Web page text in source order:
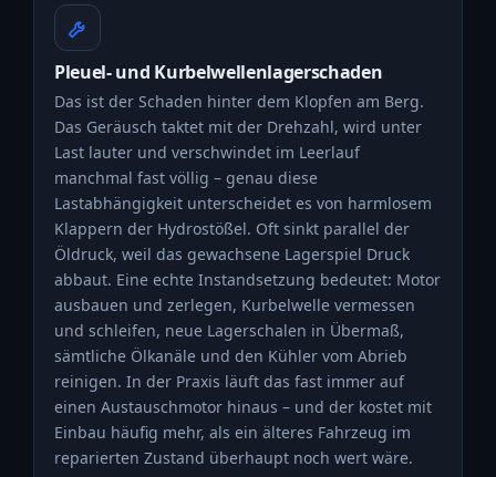
Pleuel- und Kurbelwellenlagerschaden
Das ist der Schaden hinter dem Klopfen am Berg.
Das Geräusch taktet mit der Drehzahl, wird unter
Last lauter und verschwindet im Leerlauf
manchmal fast völlig – genau diese
Lastabhängigkeit unterscheidet es von harmlosem
Klappern der Hydrostößel. Oft sinkt parallel der
Öldruck, weil das gewachsene Lagerspiel Druck
abbaut. Eine echte Instandsetzung bedeutet: Motor
ausbauen und zerlegen, Kurbelwelle vermessen
und schleifen, neue Lagerschalen in Übermaß,
sämtliche Ölkanäle und den Kühler vom Abrieb
reinigen. In der Praxis läuft das fast immer auf
einen Austauschmotor hinaus – und der kostet mit
Einbau häufig mehr, als ein älteres Fahrzeug im
reparierten Zustand überhaupt noch wert wäre.